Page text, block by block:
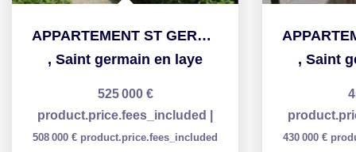
APPARTEMENT ST GERMAIN EN LAYE - 3 pièce(s) - 70 m2
, Saint germain en laye
525 000 €
product.price.fees_included
508 000 € product.price.fees_included
, Saint
430 000 €